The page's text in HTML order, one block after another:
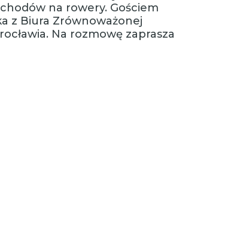
na rowery. Gościem
z Biura Zrównoważonej
Na rozmowę zaprasza